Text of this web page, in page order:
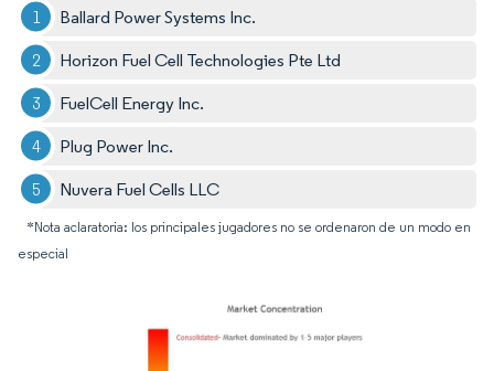
Ballard Power Systems Inc.
Horizon Fuel Cell Technologies Pte Ltd
FuelCell Energy Inc.
Plug Power Inc.
Nuvera Fuel Cells LLC
*Nota aclaratoria: los principales jugadores no se ordenaron de un modo en
especial